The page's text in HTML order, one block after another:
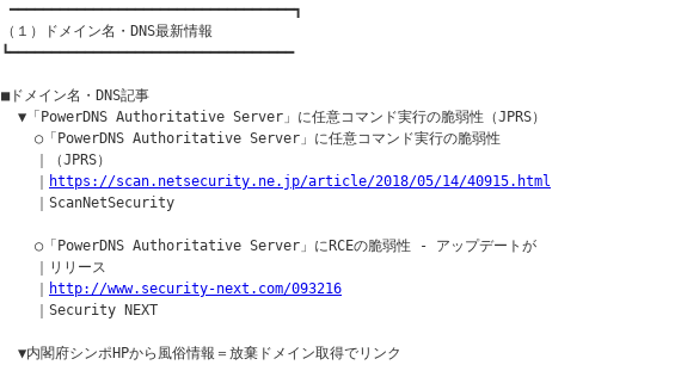
━━━━━━━━━━━━━━━━━━━━━━━━━━━━━━━━━━┓
（１）ドメイン名・DNS最新情報
┗━━━━━━━━━━━━━━━━━━━━━━━━━━━━━━━━━━
■ドメイン名・DNS記事
  ▼「PowerDNS Authoritative Server」に任意コマンド実行の脆弱性（JPRS）
    ○「PowerDNS Authoritative Server」に任意コマンド実行の脆弱性
    ｜（JPRS）
https://scan.netsecurity.ne.jp/article/2018/05/14/40915.html
    ｜ScanNetSecurity
    ○「PowerDNS Authoritative Server」にRCEの脆弱性 - アップデートが
    ｜リリース
http://www.security-next.com/093216
    ｜Security NEXT
  ▼内閣府シンポHPから風俗情報＝放棄ドメイン取得でリンク